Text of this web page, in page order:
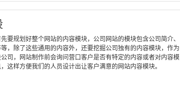
要规划好整个网站的内容模块，公司网站的模块包含公司简介、
，除了这些通用的内容外，还要挖掘公司独有的内容模块，作为
司，网站制作前会询问营口客户是否有特定的内容或者对内容模
这样方便我们的人员设计出让客户满意的网站内容模块。